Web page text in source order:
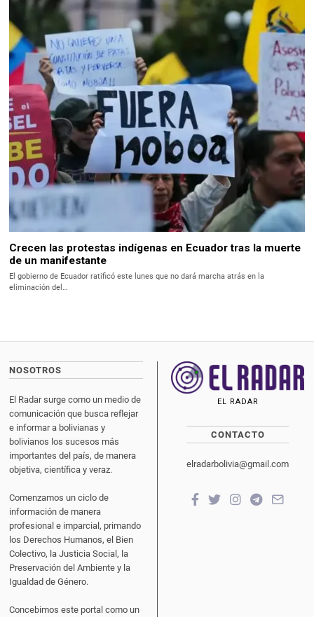
Crecen las protestas indígenas en Ecuador tras la muerte
de un manifestante
El gobierno de Ecuador ratificó este lunes que no dará marcha atrás en la
eliminación del…
NOSOTROS
El Radar surge como un medio de
comunicación que busca reflejar
e informar a bolivianas y
bolivianos los sucesos más
importantes del país, de manera
objetiva, científica y veraz.
Comenzamos un ciclo de
información de manera
profesional e imparcial, primando
los Derechos Humanos, el Bien
Colectivo, la Justicia Social, la
Preservación del Ambiente y la
Igualdad de Género.
Concebimos este portal como un
EL RADAR
CONTACTO
elradarbolivia@gmail.com